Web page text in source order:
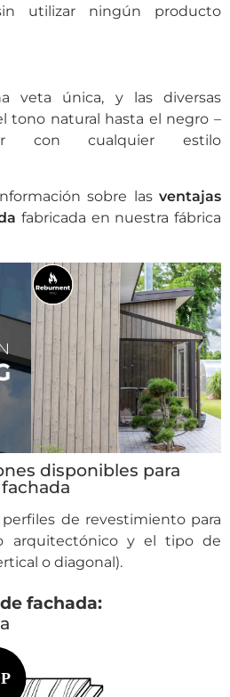
utilizar ningún producto
veta única, y las diversas
tono natural hasta el negro –
con cualquier estilo
sobre las ventajas
fabricada en nuestra fábrica
disponibles para
de revestimiento para
arquitectónico y el tipo de
o diagonal).
fachada: